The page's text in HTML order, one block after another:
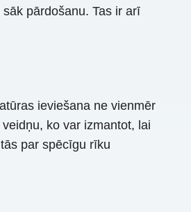
pārdošanu. Tas ir arī
ieviešana ne vienmēr
ko var izmantot, lai
par spēcīgu rīku